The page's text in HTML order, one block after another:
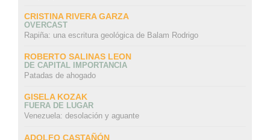
CRISTINA RIVERA GARZA
OVERCAST
Rapiña: una escritura geológica de Balam Rodrigo
ROBERTO SALINAS LEON
DE CAPITAL IMPORTANCIA
Patadas de ahogado
GISELA KOZAK
FUERA DE LUGAR
Venezuela: desolación y aguante
ADOLFO CASTAÑÓN